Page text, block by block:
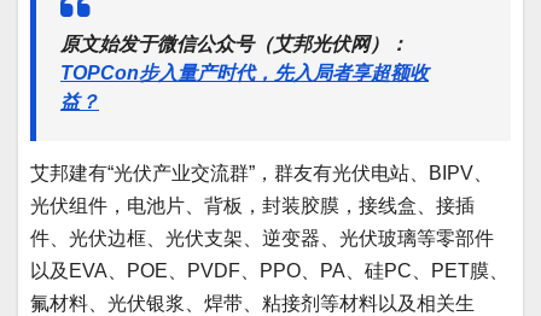
原文始发于微信公众号（艾邦光伏网）：
TOPCon步入量产时代，先入局者享超额收
益？
艾邦建有“光伏产业交流群”，群友有光伏电站、BIPV、
光伏组件，电池片、背板，封装胶膜，接线盒、接插
件、光伏边框、光伏支架、逆变器、光伏玻璃等零部件
以及EVA、POE、PVDF、PPO、PA、硅PC、PET膜、
氟材料、光伏银浆、焊带、粘接剂等材料以及相关生